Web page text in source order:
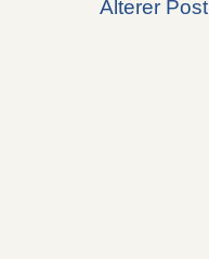
Älterer Post